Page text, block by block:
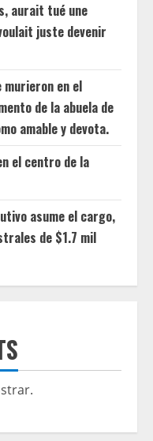
aurait tué une
juste devenir
en el
de la abuela de
amable y devota.
el centro de la
asume el cargo,
de $1.7 mil